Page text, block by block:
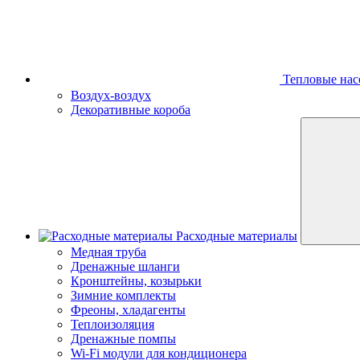
Тепловые
Воздух-воздух
Декоративные короба
Расходные материалы
Медная труба
Дренажные шланги
Кронштейны, козырьки
Зимние комплекты
Фреоны, хладагенты
Теплоизоляция
Дренажные помпы
Wi-Fi модули для кондиционера